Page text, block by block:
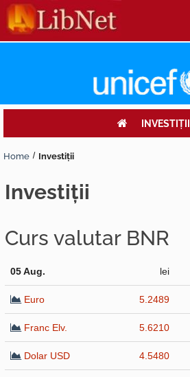
INVESTIŢII
Home Investiţii
investiţii
Curs valutar BNR
05 Aug. lei
Euro 5.2489
Franc Elv. 5.6210
Dolar USD 4.5480